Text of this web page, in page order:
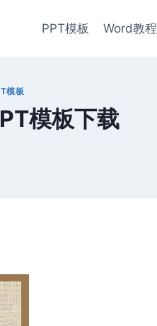
PPT模板 Word教程
模板
模板下载